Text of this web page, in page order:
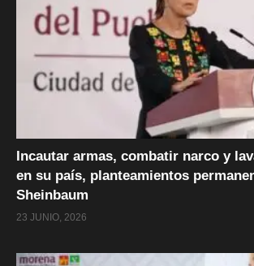
Incautar armas, combatir narco y
en su país, planteamientos
Sheinbaum
23 JUNIO, 2026